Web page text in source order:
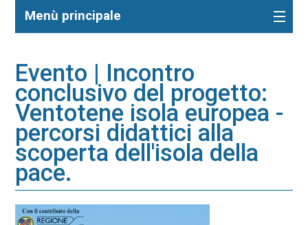
Menù principale
Evento | Incontro
conclusivo del progetto:
Ventotene isola europea -
percorsi didattici alla
scoperta dell'isola della
pace.